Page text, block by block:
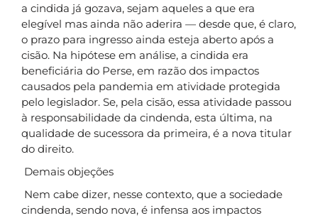
a cindida já gozava, sejam aqueles a que era
elegível mas ainda não aderira — desde que, é claro,
o prazo para ingresso ainda esteja aberto após a
cisão. Na hipótese em análise, a cindida era
beneficiária do Perse, em razão dos impactos
causados pela pandemia em atividade protegida
pelo legislador. Se, pela cisão, essa atividade passou
à responsabilidade da cindenda, esta última, na
qualidade de sucessora da primeira, é a nova titular
do direito.
Demais objeções
Nem cabe dizer, nesse contexto, que a sociedade
cindenda, sendo nova, é infensa aos impactos